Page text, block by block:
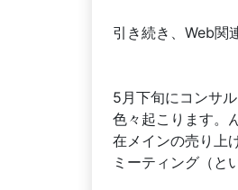
引き続き、Web関
5月下旬にコンサ
色々起こります。
在メインの売り上
ミーティング（と